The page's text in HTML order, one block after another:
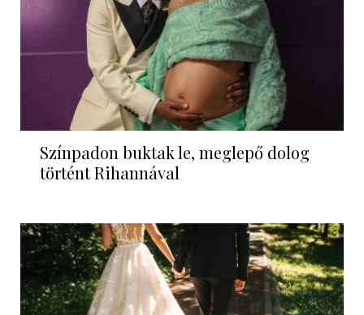
Színpadon buktak le, meglepő dolog
történt Rihannával